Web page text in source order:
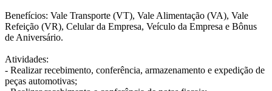
Benefícios: Vale Transporte (VT), Vale Alimentação (VA), Vale
Refeição (VR), Celular da Empresa, Veículo da Empresa e Bônus
de Aniversário.
Atividades:
- Realizar recebimento, conferência, armazenamento e expedição de
peças automotivas;